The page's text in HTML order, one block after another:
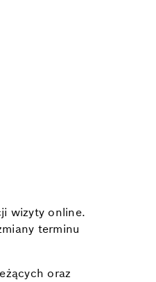
wizyty online.
terminu
oraz